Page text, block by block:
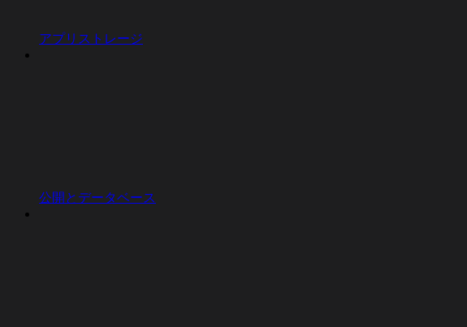
アプリストレージ
公開とデータベース